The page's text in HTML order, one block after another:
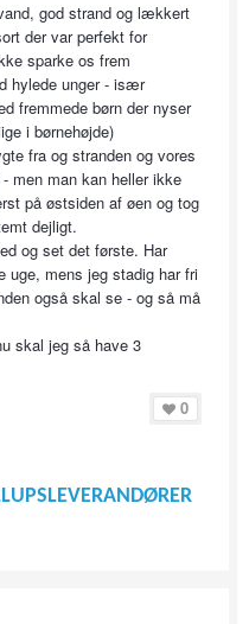
god strand og lækkert
der var perfekt for
sparke os frem
hylede unger - især
fremmede børn der nyser
i børnehøjde)
fra og stranden og vores
men man kan heller ikke
på østsiden af øen og tog
dejligt.
og set det første. Har
uge, mens jeg stadig har fri
også skal se - og så må
skal jeg så have 3
0